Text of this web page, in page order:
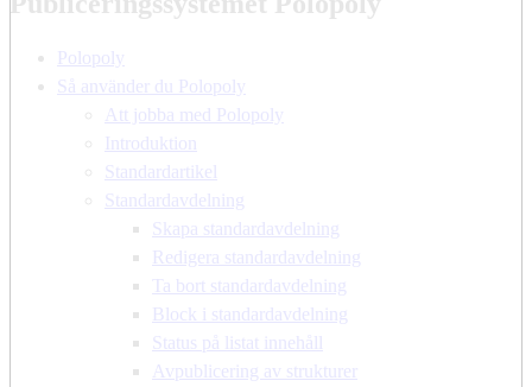
Polopoly
Så använder du Polopoly
Att jobba med Polopoly
Introduktion
Standardartikel
Standardavdelning
Skapa standardavdelning
Redigera standardavdelning
Ta bort standardavdelning
Block i standardavdelning
Status på listat innehåll
Avpublicering av strukturer